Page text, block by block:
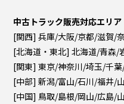
中古トラック販売対応エリア
[関西] 兵庫/大阪/京都/滋賀/
[北海道・東北] 北海道/青森/
[関東] 東京/神奈川/埼玉/千
[中部] 新潟/富山/石川/福井/
[中国] 鳥取/島根/岡山/広島/